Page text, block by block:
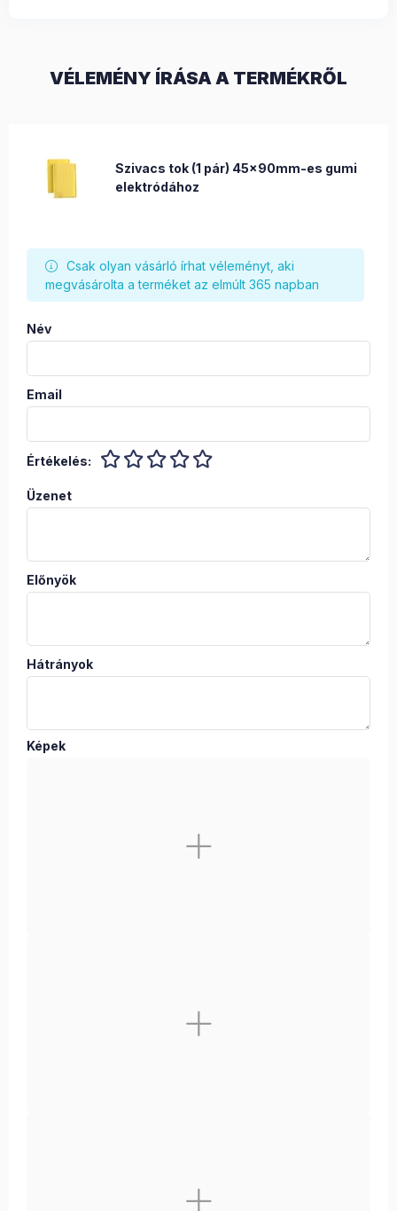
VÉLEMÉNY ÍRÁSA A TERMÉKRŐL
Szivacs tok (1 pár) 45x90mm-es gumi
elektródához
Csak olyan vásárló írhat véleményt, aki
megvásárolta a terméket az elmúlt 365 napban
Név
Email
Értékelés:
Üzenet
Előnyök
Hátrányok
Képek